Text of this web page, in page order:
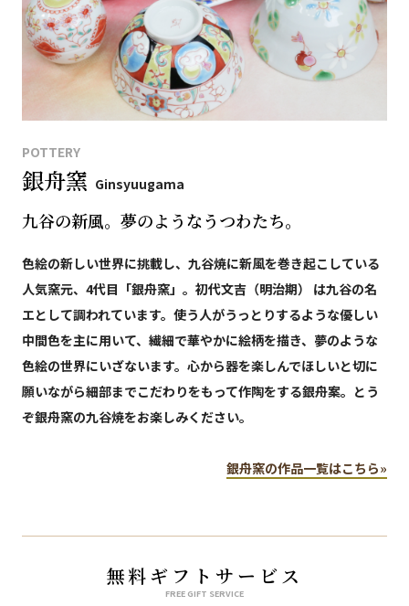
POTTERY
銀舟窯 Ginsyuugama
九谷の新風。夢のようなうつわたち。
色絵の新しい世界に挑載し、九谷焼に新風を巻き起こしている
人気窯元、4代目「銀舟窯」。初代文吉（明治期） は九谷の名
エとして調われています。使う人がうっとりするような優しい
中間色を主に用いて、繊細で華やかに絵柄を描き、夢のような
色絵の世界にいざないます。心から器を楽しんでほしいと切に
願いながら細部までこだわりをもって作陶をする銀舟案。とう
ぞ銀舟窯の九谷焼をお楽しみください。
銀舟窯の作品一覧はこちら»
無料ギフトサービス
FREE GIFT SERVICE